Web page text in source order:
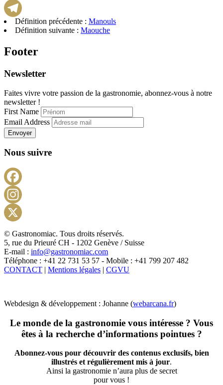
Telegram
Définition précédente : Manouls
Définition suivante : Maouche
Footer
Newsletter
Faites vivre votre passion de la gastronomie, abonnez-vous à notre
newsletter !
First Name
Email Address
Envoyer
Nous suivre
X
© Gastronomiac. Tous droits réservés.
5, rue du Prieuré CH - 1202 Genève / Suisse
E-mail : info@gastronomiac.com
Téléphone : +41 22 731 53 57 - Mobile : +41 799 207 482
CONTACT | Mentions légales | CGVU
Webdesign & développement : Johanne (webarcana.fr)
Le monde de la gastronomie vous intéresse ? Vous
êtes à la recherche d’informations pointues ?
Abonnez-vous pour découvrir des contenus exclusifs, bien
illustrés et régulièrement mis à jour.
Ainsi la gastronomie n’aura plus de secret
pour vous !